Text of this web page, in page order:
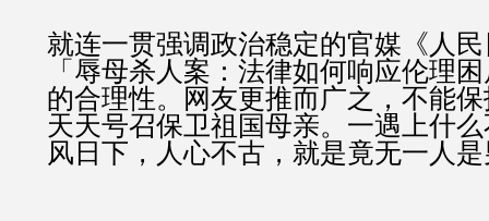
就连一贯强调政治稳定的官媒《人
「辱母杀人案：法律如何响应伦理
的合理性。网友更推而广之，不能
天天号召保卫祖国母亲。一遇上什
风日下，人心不古，就是竟无一人